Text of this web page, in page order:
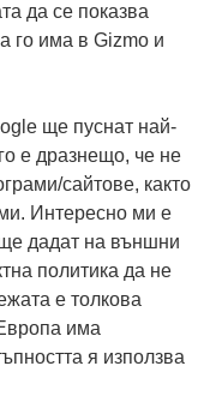
да се показва
го има в Gizmo и
ще пуснат най-
е дразнещо, че не
сайтове, както
Интересно ми е
дадат на външни
политика да не
е толкова
има
я използва